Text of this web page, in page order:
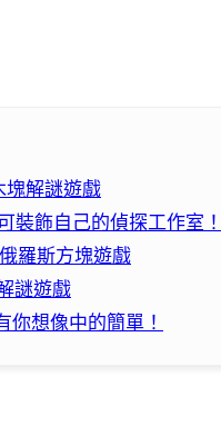
塊解謎遊戲
裝飾自己的偵探工作室！
羅斯方塊遊戲
謎遊戲
你想像中的簡單！